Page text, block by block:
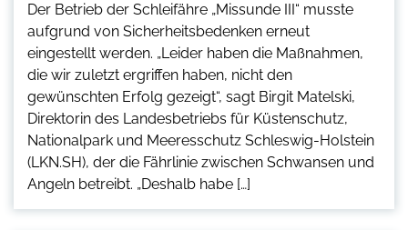
Der Betrieb der Schleifähre „Missunde III“ musste
aufgrund von Sicherheitsbedenken erneut
eingestellt werden. „Leider haben die Maßnahmen,
die wir zuletzt ergriffen haben, nicht den
gewünschten Erfolg gezeigt“, sagt Birgit Matelski,
Direktorin des Landesbetriebs für Küstenschutz,
Nationalpark und Meeresschutz Schleswig-Holstein
(LKN.SH), der die Fährlinie zwischen Schwansen und
Angeln betreibt. „Deshalb habe […]